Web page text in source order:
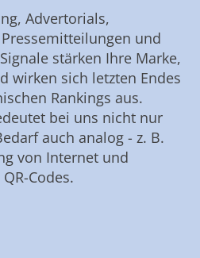
Advertorials,
und
stärken Ihre Marke,
wirken sich letzten Endes
Rankings aus.
bei uns nicht nur
auch analog - z. B.
von Internet und
Codes.